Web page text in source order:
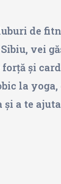
de
vei
și
la
a te